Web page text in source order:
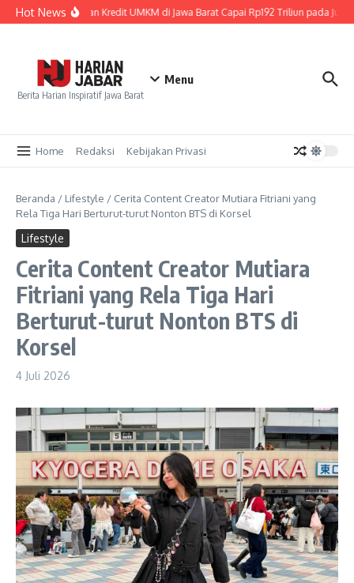
Lewati ke konten
Hot NewsPenyaluran Kredit UMKM di Jawa Barat Capai Rp192 Triliun pada Juni
Berita Harian Inspiratif Jawa Barat
Menu
Home Redaksi Kebijakan Privasi
Beranda / Lifestyle / Cerita Content Creator Mutiara Fitriani yang
Rela Tiga Hari Berturut-turut Nonton BTS di Korsel
Lifestyle
Cerita Content Creator Mutiara
Fitriani yang Rela Tiga Hari
Berturut-turut Nonton BTS di
Korsel
4 Juli 2026